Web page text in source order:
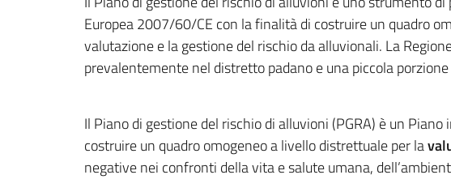
Europea 2007/60/CE con la finalità di costruire un quadro
valutazione e la gestione del rischio da alluvionali. La
prevalentemente nel distretto padano e una piccola
Il Piano di gestione del rischio di alluvioni (PGRA) è un
costruire un quadro omogeneo a livello distrettuale per la
negative nei confronti della vita e salute umana,